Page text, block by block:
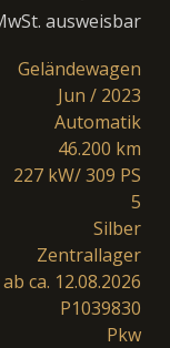
ausweisbar
Geländewagen
Jun / 2023
Automatik
46.200 km
227 kW/ 309 PS
5
Silber
Zentrallager
ab ca. 12.08.2026
P1039830
Pkw